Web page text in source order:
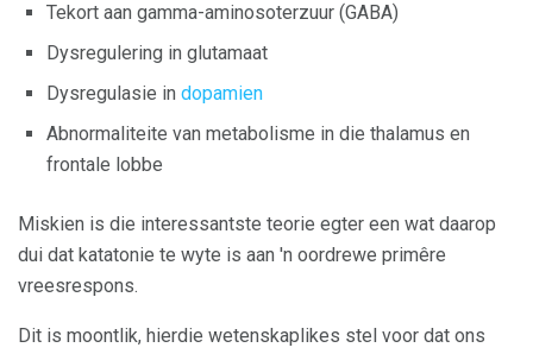
Tekort aan gamma-aminosoterzuur (GABA)
Dysregulering in glutamaat
Dysregulasie in dopamien
Abnormaliteite van metabolisme in die thalamus en
frontale lobbe
Miskien is die interessantste teorie egter een wat daarop
dui dat katatonie te wyte is aan 'n oordrewe primêre
vreesrespons.
Dit is moontlik, hierdie wetenskaplikes stel voor dat ons